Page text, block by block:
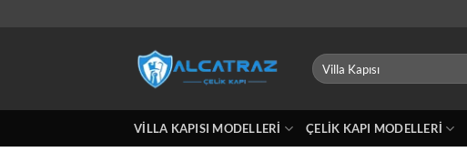
Ara:
VILLA KAPISI MODELLERI ÇELIK KAPI MODELLERI